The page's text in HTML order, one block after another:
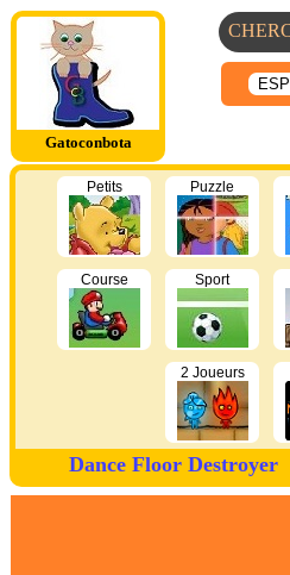
Gatoconbota
ESP
Petits Puzzle
Course Sport
2 Joueurs
Dance Floor Destroyer